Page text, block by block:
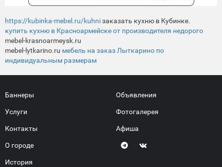
https://kubinka-mebel.ru/kuhniзаказать кухню в Кубинке.
купить кухню в Красноармейске от производителя недорого
mebel-krasnoarmeysk.ru
mebel-lytkarino.ru мебель на заказ Лыткарино по
индивидуальным размерам
Баннеры
Услуги
Контакты
О городе
История
Объявления
Фотогалерея
Афиша